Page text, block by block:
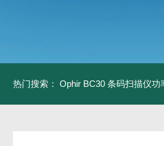
热门搜索： Ophir BC30 条码扫描仪功